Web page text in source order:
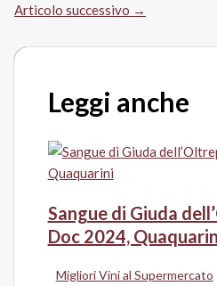
Articolo successivo →
Leggi anche
Sangue di Giuda
Doc 2024,
Migliori Vini al Supermercato